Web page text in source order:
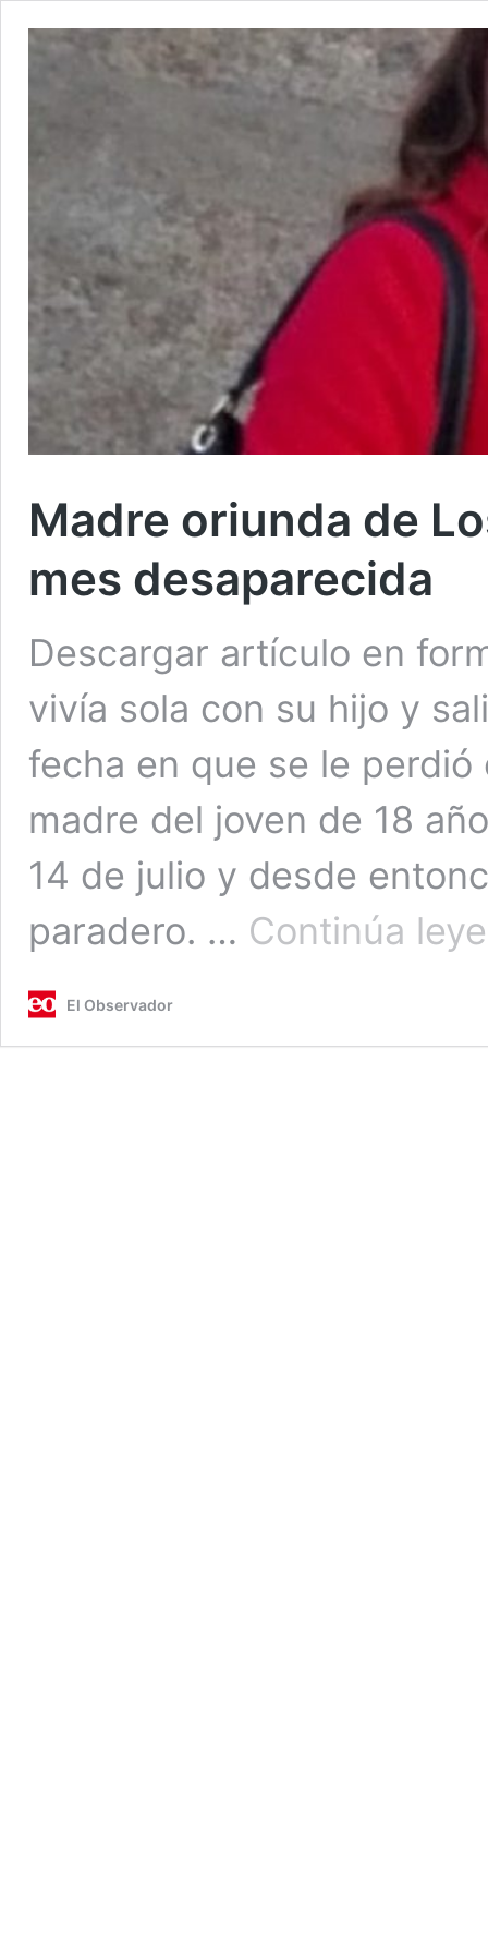
Madre oriunda de
mes desaparecida
Descargar artículo en
vivía sola con su hijo y
fecha en que se le perdió
madre del joven de 18
14 de julio y desde
paradero. … Continúa
El Observador